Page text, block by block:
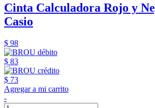
Cinta Calculadora Rojo y
Casio
$ 98
$ 83
$ 73
Agregar a mi carrito
-